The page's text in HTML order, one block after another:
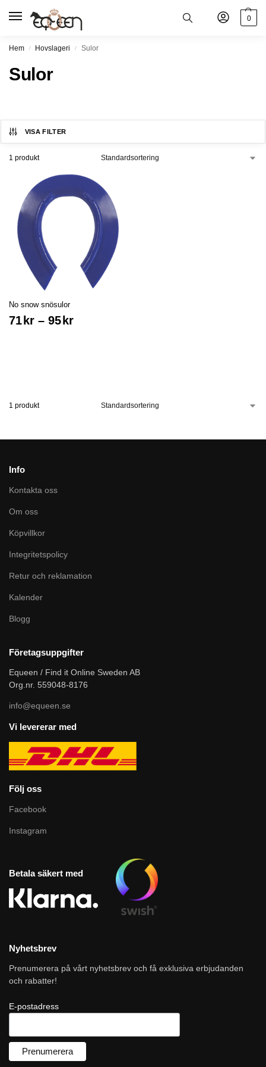
0
Hem / Hovslageri / Sulor
Sulor
VISA FILTER
1 produkt
No snow snösulor
71 kr – 95 kr
1 produkt
Info
Kontakta oss
Om oss
Köpvillkor
Integritetspolicy
Retur och reklamation
Kalender
Blogg
Företagsuppgifter
Equeen / Find it Online Sweden AB
Org.nr. 559048-8176
info@equeen.se
Vi levererar med
Följ oss
Facebook
Instagram
Betala säkert med
Nyhetsbrev
Prenumerera på vårt nyhetsbrev och få exklusiva erbjudanden
och rabatter!
E-postadress